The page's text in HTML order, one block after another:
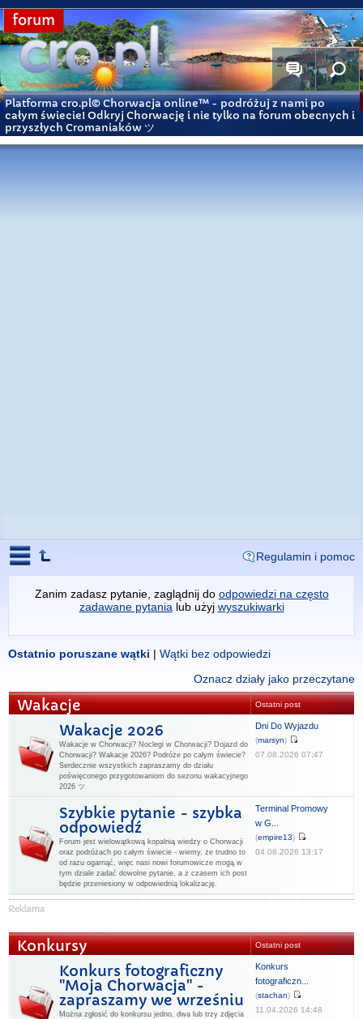
forum
Platforma cro.pl© Chorwacja online™ - podróżuj z nami po
całym świecie! Odkryj Chorwację i nie tylko na forum obecnych i
przyszłych Cromaniaków ツ
Regulamin i pomoc
Zanim zadasz pytanie, zaglądnij do odpowiedzi na często
zadawane pytania lub użyj wyszukiwarki
Ostatnio poruszane wątki | Wątki bez odpowiedzi
Oznacz działy jako przeczytane
Wakacje Ostatni post
Wakacje 2026
Wakacje w Chorwacji? Noclegi w Chorwacji? Dojazd do
Chorwacji? Wakacje 2026? Podróże po całym świecie?
Serdecznie wszystkich zapraszamy do działu
poświęconego przygotowaniom do sezonu wakacyjnego
2026 ツ
Dni Do Wyjazdu
(marsyn)
07.08.2026 07:47
Szybkie pytanie - szybka
odpowiedź
Forum jest wielowątkową kopalnią wiedzy o Chorwacji
oraz podróżach po całym świecie - wiemy, że trudno to
od razu ogarnąć, więc nasi nowi forumowicze mogą w
tym dziale zadać dowolne pytanie, a z czasem ich post
będzie przeniesiony w odpowiednią lokalizację.
Terminal Promowy
w G...
(empire13)
04.08.2026 13:17
Konkursy Ostatni post
Konkurs fotograficzny
"Moja Chorwacja" -
zapraszamy we wrześniu
Można zgłosić do konkursu jedno, dwa lub trzy zdjęcia
Konkurs
fotograficzn...
(stachan)
11.04.2026 14:48